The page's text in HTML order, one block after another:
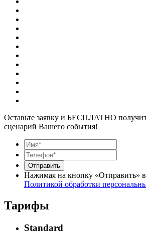
Оставьте заявку и БЕСПЛАТНО
сценарий Вашего события!
Отправить
Нажимая на кнопку «Отправить»
Политикой обработки
Тарифы
Standard